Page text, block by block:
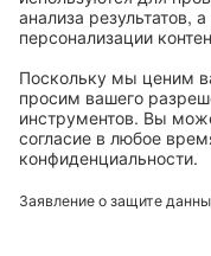
Настройки